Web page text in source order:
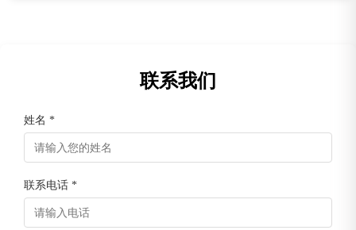
联系我们
姓名 *
联系电话 *